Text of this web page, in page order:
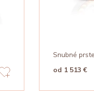
Snubné
od 1 513 €